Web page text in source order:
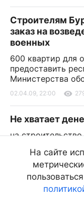
Строителям
заказ на
военных
600 квартир для
предоставить
Министерства
02.04.09, 22:00
Не хватает
на
Наболело!
40-30
02.04.09, 22:00
На сайте